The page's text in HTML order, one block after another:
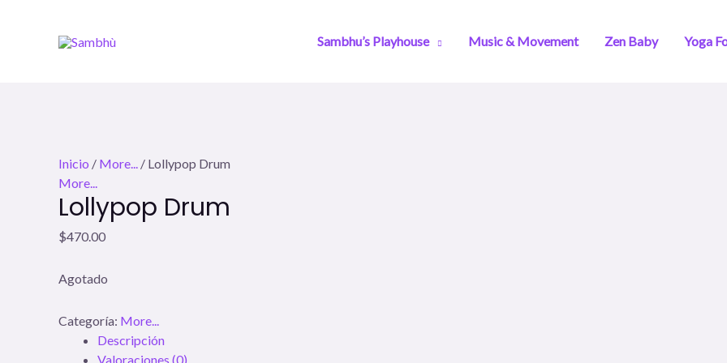
Sambhu’s Playhouse Music & Movement Zen Baby Yoga
Inicio / More... / Lollypop Drum
More...
Lollypop Drum
$470.00
Agotado
Categoría: More...
Descripción
Valoraciones (0)